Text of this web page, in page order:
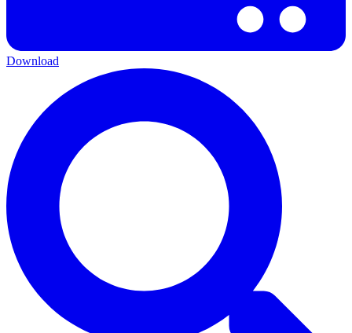
Download